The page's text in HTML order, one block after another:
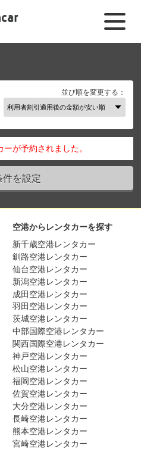
並び順を変更する：
が予約されました。
件を設定
空港からレンタカーを探す
新千歳空港レンタカー
釧路空港レンタカー
仙台空港レンタカー
新潟空港レンタカー
成田空港レンタカー
羽田空港レンタカー
茨城空港レンタカー
中部国際空港レンタカー
関西国際空港レンタカー
神戸空港レンタカー
松山空港レンタカー
福岡空港レンタカー
佐賀空港レンタカー
大分空港レンタカー
長崎空港レンタカー
熊本空港レンタカー
宮崎空港レンタカー